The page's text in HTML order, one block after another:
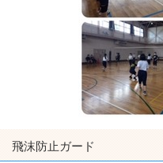
飛沫防止ガード